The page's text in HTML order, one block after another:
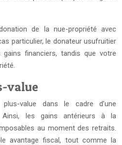
de la nue-propriété avec
particulier, le donateur usufruitier
financiers, tandis que votre
value
value dans le cadre d’une
les gains antérieurs à la
au moment des retraits.
avantage fiscal, tout comme la